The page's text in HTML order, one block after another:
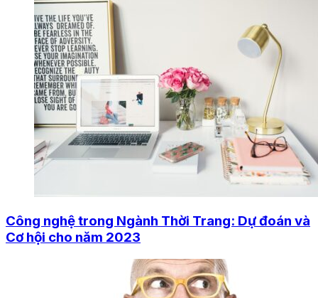
Công nghệ trong Ngành Thời Trang: Dự đoán và
Cơ hội cho năm 2023